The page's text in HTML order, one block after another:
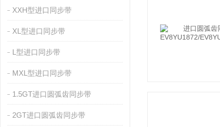
XXH型进口同步带
XL型进口同步带
L型进口同步带
MXL型进口同步带
1.5GT进口圆弧齿同步带
2GT进口圆弧齿同步带